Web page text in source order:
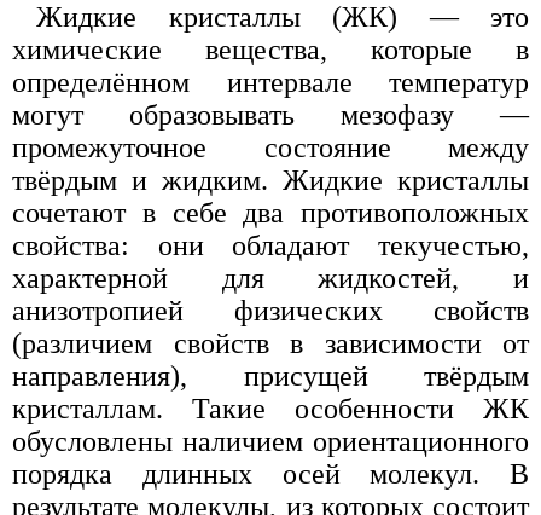
Жидкие кристаллы (ЖК) — это
химические вещества, которые в
определённом интервале температур
могут образовывать мезофазу —
промежуточное состояние между
твёрдым и жидким. Жидкие кристаллы
сочетают в себе два противоположных
свойства: они обладают текучестью,
характерной для жидкостей, и
анизотропией физических свойств
(различием свойств в зависимости от
направления), присущей твёрдым
кристаллам. Такие особенности ЖК
обусловлены наличием ориентационного
порядка длинных осей молекул. В
результате молекулы, из которых состоит